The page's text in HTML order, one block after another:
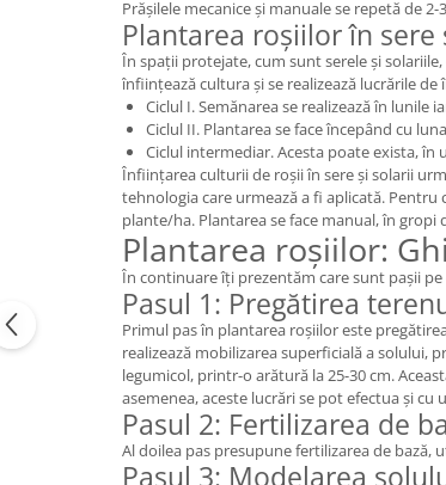
Prășilele mecanice și manuale se repetă de
Plantarea roșiilor în sere
În spații protejate, cum sunt serele și
înființează cultura și se realizează lucrările
Ciclul I. Semănarea se realizează în
Ciclul II. Plantarea se face începând cu
Ciclul intermediar. Acesta poate exista, în
Înființarea culturii de roșii în sere și solarii
tehnologia care urmează a fi aplicată.
plante/ha. Plantarea se face manual, în gropi
Plantarea roșiilor:
În continuare îți prezentăm care sunt pașii
Pasul 1: Pregătirea
Primul pas în plantarea roșiilor este
realizează mobilizarea superficială a solului,
legumicol, printr-o arătură la 25-30 cm.
asemenea, aceste lucrări se pot efectua și
Pasul 2: Fertilizarea de
Al doilea pas presupune fertilizarea de bază,
Pasul 3: Modelarea